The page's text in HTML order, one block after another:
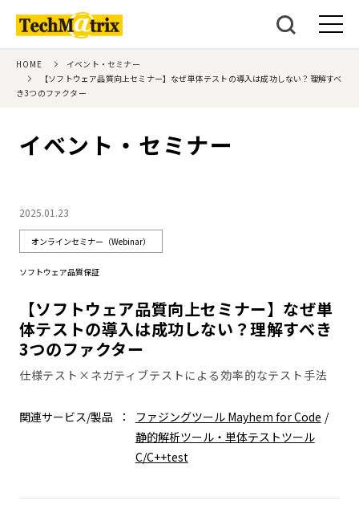
HOME
イベント・セミナー
【ソフトウェア品質向上セミナー】なぜ単体テストの導入は成功しない？理解すべ
き3つのファクター
イベント・セミナー
2025.01.23
オンラインセミナー（Webinar）
ソフトウェア品質保証
【ソフトウェア品質向上セミナー】なぜ単
体テストの導入は成功しない？理解すべき
3つのファクター
仕様テスト×ネガティブテストによる効率的なテスト手法
関連サービス/製品
ファジングツール Mayhem for Code
静的解析ツール・単体テストツール
C/C++test